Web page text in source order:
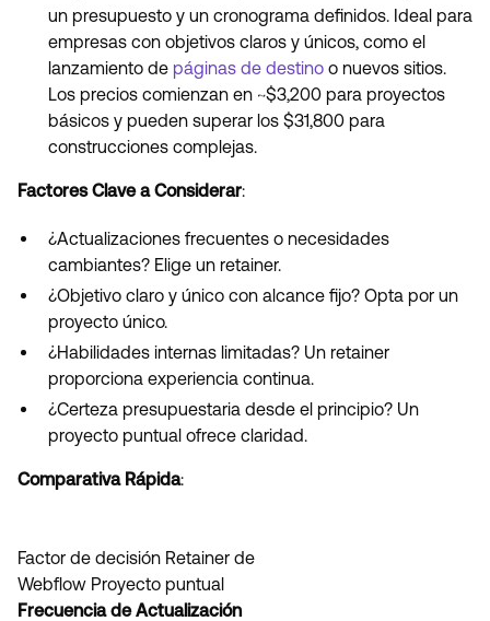
un presupuesto y un cronograma definidos. Ideal para
empresas con objetivos claros y únicos, como el
lanzamiento de páginas de destino o nuevos sitios.
Los precios comienzan en ~$3,200 para proyectos
básicos y pueden superar los $31,800 para
construcciones complejas.
Factores Clave a Considerar:
¿Actualizaciones frecuentes o necesidades
cambiantes? Elige un retainer.
¿Objetivo claro y único con alcance fijo? Opta por un
proyecto único.
¿Habilidades internas limitadas? Un retainer
proporciona experiencia continua.
¿Certeza presupuestaria desde el principio? Un
proyecto puntual ofrece claridad.
Comparativa Rápida:
Factor de decisión Retainer de
Webflow Proyecto puntual
Frecuencia de Actualización